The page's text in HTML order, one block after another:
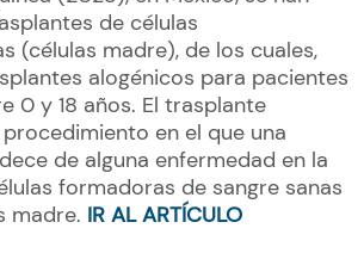
de células
(células madre), de los cuales,
alogénicos para pacientes
0 y 18 años. El trasplante
en el que una
de alguna enfermedad en la
formadoras de sangre sanas
madre. IR AL ARTÍCULO